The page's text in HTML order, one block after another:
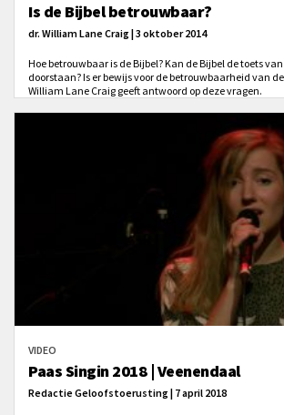
Is de Bijbel betrouwbaar?
dr. William Lane Craig | 3 oktober 2014
Hoe betrouwbaar is de Bijbel? Kan de Bijbel de toets
doorstaan? Is er bewijs voor de betrouwbaarheid van
William Lane Craig geeft antwoord op deze vragen.
VIDEO
Paas Singin 2018 | Veenendaal
Redactie Geloofstoerusting | 7 april 2018